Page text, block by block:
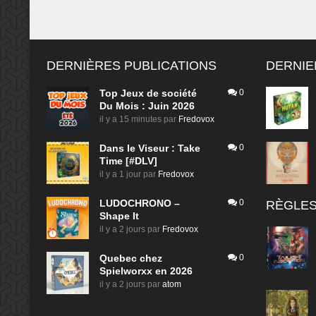
DERNIÈRES PUBLICATIONS
Top Jeux de société
Du Mois : Juin 2026
il y a 15 minutes par Fredovox
0
Dans le Viseur : Take
Time [#DLV]
il y a 1 jour par Fredovox
0
LUDOCHRONO –
Shape It
il y a 2 jours par Fredovox
0
Quebec chez
Spielworxx en 2026
il y a 2 jours par atom
0